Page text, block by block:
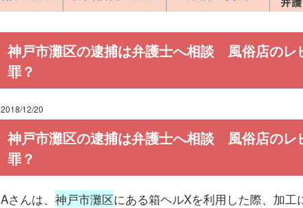
神戸市灘区の逮捕は弁護士へ相談 風俗店のレ
罪？
2018/12/20
神戸市灘区の逮捕は弁護士へ相談 風俗店のレ
罪？
Aさんは、 神戸市灘区にある箱ヘルXを利用した際、加